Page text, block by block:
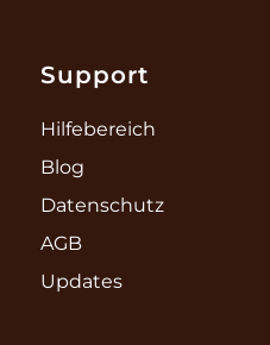
Support
Hilfebereich
Blog
Datenschutz
AGB
Updates